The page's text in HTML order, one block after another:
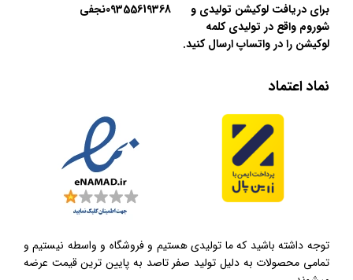
برای دریافت لوکیشن تولیدی و
شوروم واقع در تولیدی کلمه
لوکیشن را در واتساپ ارسال کنید.
09355619368نجفی
نماد اعتماد
توجه داشته باشید که ما تولیدی هستیم و فروشگاه و واسطه نیستیم و
تمامی محصولات به دلیل تولید صفر تاصد به پایین ترین قیمت عرضه